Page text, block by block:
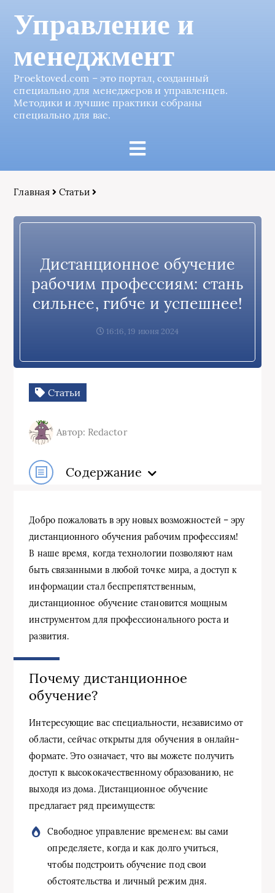
Управление и
менеджмент
Proektoved.com – это портал, созданный
специально для менеджеров и управленцев.
Методики и лучшие практики собраны
специально для вас.
Главная Статьи
Дистанционное обучение
рабочим профессиям: стань
сильнее, гибче и успешнее!
16:16, 19 июня 2024
Статьи
Автор: Redactor
Содержание
Добро пожаловать в эру новых возможностей – эру
дистанционного обучения рабочим профессиям!
В наше время, когда технологии позволяют нам
быть связанными в любой точке мира, а доступ к
информации стал беспрепятственным,
дистанционное обучение становится мощным
инструментом для профессионального роста и
развития.
Почему дистанционное
обучение?
Интересующие вас специальности, независимо от
области, сейчас открыты для обучения в онлайн-
формате. Это означает, что вы можете получить
доступ к высококачественному образованию, не
выходя из дома. Дистанционное обучение
предлагает ряд преимуществ:
Свободное управление временем: вы сами
определяете, когда и как долго учиться,
чтобы подстроить обучение под свои
обстоятельства и личный режим дня.